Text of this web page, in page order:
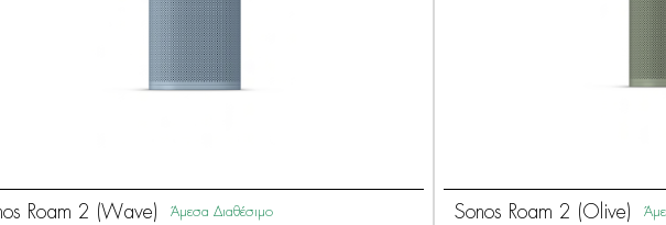
Roam 2 (Wave) Άμεσα Διαθέσιμο Sonos Roam 2 (Olive)